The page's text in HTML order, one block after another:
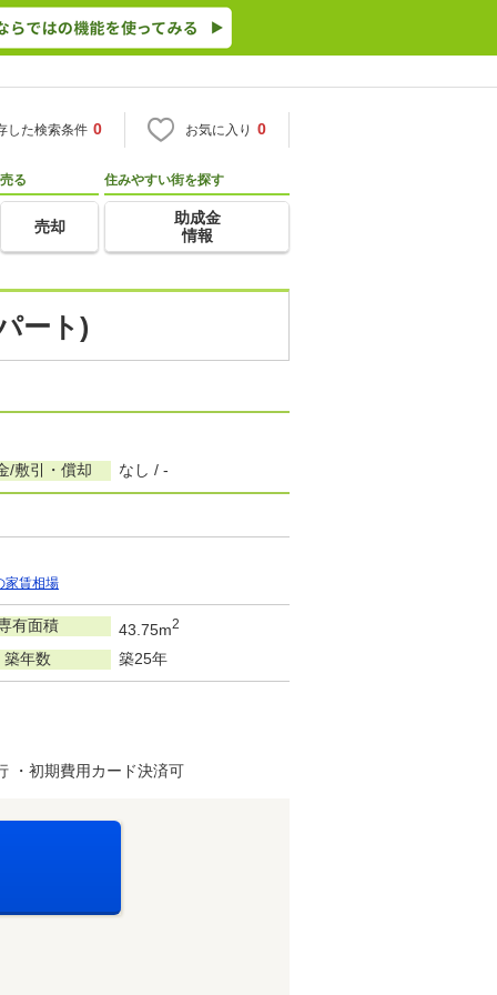
した検索条件 0 お気に入り 0
売る
売却
住みやすい街を探す
助成金
情報
ート)
/敷引・償却 なし / -
家賃相場
有面積 43.75m2
築年数 築25年
・初期費用カード決済可